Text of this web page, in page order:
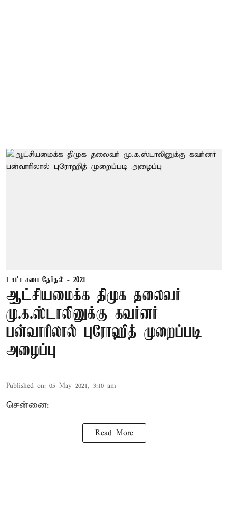
சட்டசபை தேர்தல் - 2021
ஆட்சியமைக்க திமுக தலைவர்
மு.க.ஸ்டாலினுக்கு கவர்னர்
பன்வாரிலால் புரோஹித் முறைப்படி
அழைப்பு
Published on: 05 May 2021, 3:10 am
சென்னை:
Read More